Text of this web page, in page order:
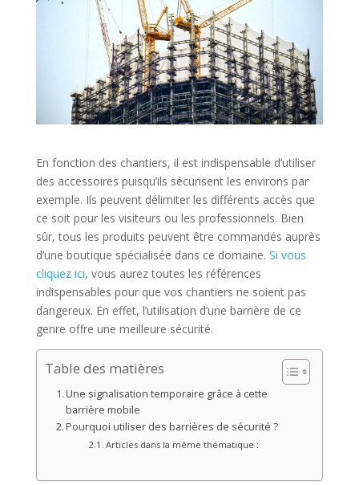
En fonction des chantiers, il est indispensable d’utiliser
des accessoires puisqu’ils sécurisent les environs par
exemple. Ils peuvent délimiter les différents accès que
ce soit pour les visiteurs ou les professionnels. Bien
sûr, tous les produits peuvent être commandés auprès
d’une boutique spécialisée dans ce domaine. Si vous
cliquez ici, vous aurez toutes les références
indispensables pour que vos chantiers ne soient pas
dangereux. En effet, l’utilisation d’une barrière de ce
genre offre une meilleure sécurité.
Table des matières
Une signalisation temporaire grâce à cette
barrière mobile
Pourquoi utiliser des barrières de sécurité ?
Articles dans la même thématique :